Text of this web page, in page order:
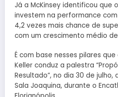
Já a McKinsey identificou que
investem na performance
4,2 vezes mais chance de
com um crescimento médio
É com base nesses pilares
Keller conduz a palestra
Resultado”, no dia 30 de julho,
Sala Joaquina, durante o